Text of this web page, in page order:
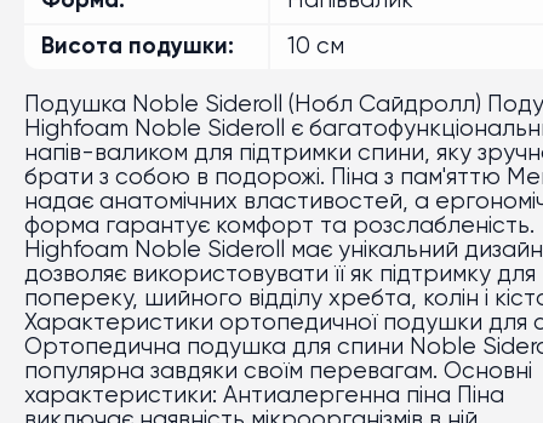
Висота подушки
10 см
Подушка Noble Sideroll (Нобл Сайдролл)
Highfoam Noble Sideroll є
напів-валиком для підтримки спини, яку
брати з собою в подорожі. Піна з пам'яттю
надає анатомічних властивостей, а
форма гарантує комфорт та розслабленість.
Highfoam Noble Sideroll має унікальний
дозволяє використовувати її як підтримку для
попереку, шийного відділу хребта, колін і
Характеристики ортопедичної подушки для
Ортопедична подушка для спини Noble
популярна завдяки своїм перевагам. Основні
характеристики: Антиалергенна піна Піна